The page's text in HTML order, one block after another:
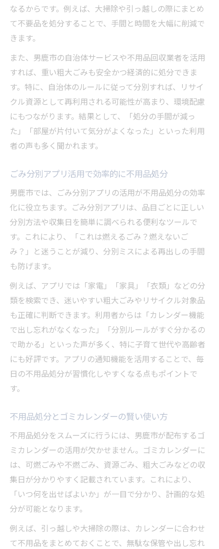
効率的な不用品処分が節約につながる理由
不用品処分で節約を実感する仕組みを紹介
不用品処分が家計に与える節約効果とは
ゴミ回収の選択で変わる不用品処分のコス
ト
不用品処分とリサイクルで無駄を減らす方
法
粗大ごみなら正しい知識で手間と負担を軽減
解
男鹿市の粗大ゴミ受付と不用品処分の流れ
粗大ゴミ料金の目安と効率的な不用品処分
不用品処分で粗大ゴミの手間を減らすコツ
粗大ゴミも不用品処分でスムーズに解決
男鹿市の持ち込みルールを押さえて賢く整理
不用品処分とゴミ持ち込みの基本ポイント
男鹿市の持ち込み手順と不用品処分の注意
点
不用品処分の持ち込みルールを徹底解説
ごみ分別と不用品処分を両立する方法
持ち込み前に知るべき不用品処分の知識
不用品処分で暮らしやすさが変わるポイント
不用品処分の工夫で日常がスムーズに変化
リサイクル意識が高まる不用品処分の実践
男鹿市で不用品処分の新しい選択肢を発見
なるからです。例えば、大掃除や引っ越しの際にまとめ
て不要品を処分することで、手間と時間を大幅に削減で
きます。
また、男鹿市の自治体サービスや不用品回収業者を活用
すれば、重い粗大ごみも安全かつ経済的に処分できま
す。特に、自治体のルールに従って分別すれば、リサイ
クル資源として再利用される可能性が高まり、環境配慮
にもつながります。結果として、「処分の手間が減っ
た」「部屋が片付いて気分がよくなった」といった利用
者の声も多く聞かれます。
ごみ分別アプリ活用で効率的に不用品処分
男鹿市では、ごみ分別アプリの活用が不用品処分の効率
化に役立ちます。ごみ分別アプリは、品目ごとに正しい
分別方法や収集日を簡単に調べられる便利なツールで
す。これにより、「これは燃えるごみ？燃えないご
み？」と迷うことが減り、分別ミスによる再出しの手間
も防げます。
例えば、アプリでは「家電」「家具」「衣類」などの分
類を検索でき、迷いやすい粗大ごみやリサイクル対象品
も正確に判断できます。利用者からは「カレンダー機能
で出し忘れがなくなった」「分別ルールがすぐ分かるの
で助かる」といった声が多く、特に子育て世代や高齢者
にも好評です。アプリの通知機能を活用することで、毎
日の不用品処分が習慣化しやすくなる点もポイントで
す。
不用品処分とゴミカレンダーの賢い使い方
不用品処分をスムーズに行うには、男鹿市が配布するゴ
ミカレンダーの活用が欠かせません。ゴミカレンダーに
は、可燃ごみや不燃ごみ、資源ごみ、粗大ごみなどの収
集日が分かりやすく記載されています。これにより、
「いつ何を出せばよいか」が一目で分かり、計画的な処
分が可能となります。
例えば、引っ越しや大掃除の際は、カレンダーに合わせ
て不用品をまとめておくことで、無駄な保管や出し忘れ